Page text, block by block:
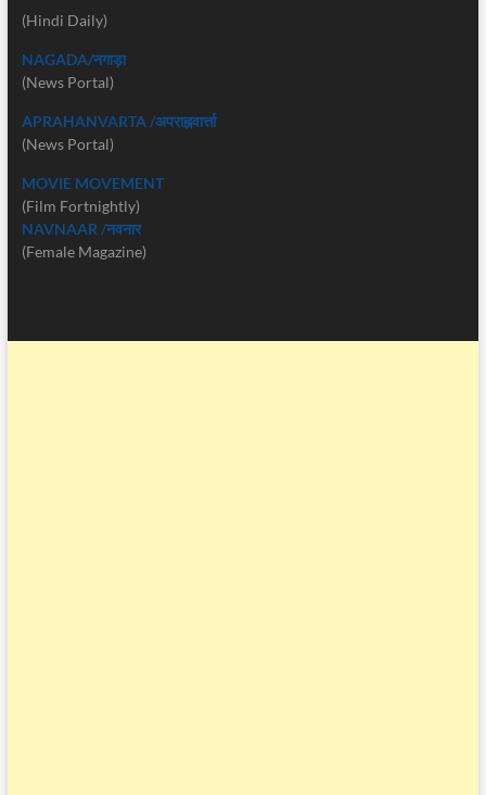
(Hindi Daily)
NAGADA/नगाड़ा
(News Portal)
APRAHANVARTA /अपराह्नवार्त्ता
(News Portal)
MOVIE MOVEMENT
(Film Fortnightly)
NAVNAAR /नवनार
(Female Magazine)